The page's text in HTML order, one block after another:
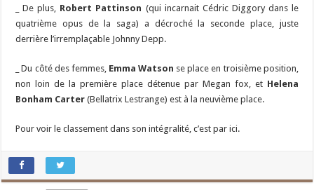
_ De plus, Robert Pattinson (qui incarnait Cédric Diggory dans le
quatrième opus de la saga) a décroché la seconde place, juste
derrière l’irremplaçable Johnny Depp.
_ Du côté des femmes, Emma Watson se place en troisième position,
non loin de la première place détenue par Megan fox, et Helena
Bonham Carter (Bellatrix Lestrange) est à la neuvième place.
Pour voir le classement dans son intégralité, c’est par ici.